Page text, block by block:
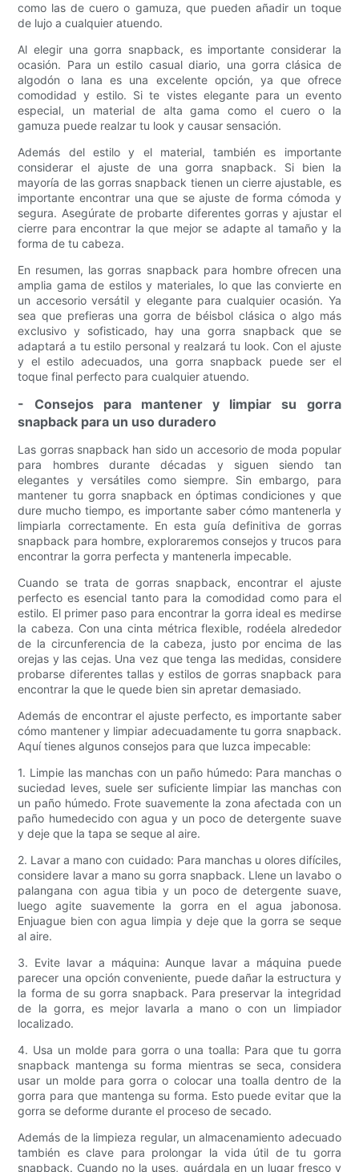
como las de cuero o gamuza, que pueden añadir un toque
de lujo a cualquier atuendo.
Al elegir una gorra snapback, es importante considerar la
ocasión. Para un estilo casual diario, una gorra clásica de
algodón o lana es una excelente opción, ya que ofrece
comodidad y estilo. Si te vistes elegante para un evento
especial, un material de alta gama como el cuero o la
gamuza puede realzar tu look y causar sensación.
Además del estilo y el material, también es importante
considerar el ajuste de una gorra snapback. Si bien la
mayoría de las gorras snapback tienen un cierre ajustable, es
importante encontrar una que se ajuste de forma cómoda y
segura. Asegúrate de probarte diferentes gorras y ajustar el
cierre para encontrar la que mejor se adapte al tamaño y la
forma de tu cabeza.
En resumen, las gorras snapback para hombre ofrecen una
amplia gama de estilos y materiales, lo que las convierte en
un accesorio versátil y elegante para cualquier ocasión. Ya
sea que prefieras una gorra de béisbol clásica o algo más
exclusivo y sofisticado, hay una gorra snapback que se
adaptará a tu estilo personal y realzará tu look. Con el ajuste
y el estilo adecuados, una gorra snapback puede ser el
toque final perfecto para cualquier atuendo.
- Consejos para mantener y limpiar su gorra
snapback para un uso duradero
Las gorras snapback han sido un accesorio de moda popular
para hombres durante décadas y siguen siendo tan
elegantes y versátiles como siempre. Sin embargo, para
mantener tu gorra snapback en óptimas condiciones y que
dure mucho tiempo, es importante saber cómo mantenerla y
limpiarla correctamente. En esta guía definitiva de gorras
snapback para hombre, exploraremos consejos y trucos para
encontrar la gorra perfecta y mantenerla impecable.
Cuando se trata de gorras snapback, encontrar el ajuste
perfecto es esencial tanto para la comodidad como para el
estilo. El primer paso para encontrar la gorra ideal es medirse
la cabeza. Con una cinta métrica flexible, rodéela alrededor
de la circunferencia de la cabeza, justo por encima de las
orejas y las cejas. Una vez que tenga las medidas, considere
probarse diferentes tallas y estilos de gorras snapback para
encontrar la que le quede bien sin apretar demasiado.
Además de encontrar el ajuste perfecto, es importante saber
cómo mantener y limpiar adecuadamente tu gorra snapback.
Aquí tienes algunos consejos para que luzca impecable:
1. Limpie las manchas con un paño húmedo: Para manchas o
suciedad leves, suele ser suficiente limpiar las manchas con
un paño húmedo. Frote suavemente la zona afectada con un
paño humedecido con agua y un poco de detergente suave
y deje que la tapa se seque al aire.
2. Lavar a mano con cuidado: Para manchas u olores difíciles,
considere lavar a mano su gorra snapback. Llene un lavabo o
palangana con agua tibia y un poco de detergente suave,
luego agite suavemente la gorra en el agua jabonosa.
Enjuague bien con agua limpia y deje que la gorra se seque
al aire.
3. Evite lavar a máquina: Aunque lavar a máquina puede
parecer una opción conveniente, puede dañar la estructura y
la forma de su gorra snapback. Para preservar la integridad
de la gorra, es mejor lavarla a mano o con un limpiador
localizado.
4. Usa un molde para gorra o una toalla: Para que tu gorra
snapback mantenga su forma mientras se seca, considera
usar un molde para gorra o colocar una toalla dentro de la
gorra para que mantenga su forma. Esto puede evitar que la
gorra se deforme durante el proceso de secado.
Además de la limpieza regular, un almacenamiento adecuado
también es clave para prolongar la vida útil de tu gorra
snapback. Cuando no la uses, guárdala en un lugar fresco y